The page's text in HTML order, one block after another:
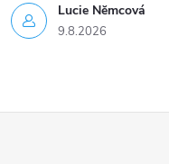
Lucie Nĕmcová
9.8.2026